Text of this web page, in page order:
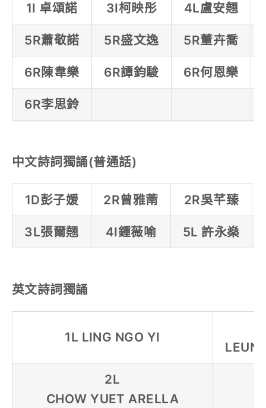
1I 卓頌諾 3I柯映彤 4L盧安翹
5R蕭敬諾 5R盛文逸 5R董卉喬
6R陳韋樂 6R譚鈞駿 6R何恩樂
6R李思鈴
中文詩詞獨誦(普通話)
1D彭子媛 2R曾雅萳 2R吳芊臻
3L張爾翹 4I鍾薇喻 5L 許永燊
英文詩詞獨誦
1L LING NGO YI
2L
CHOW YUET ARELLA